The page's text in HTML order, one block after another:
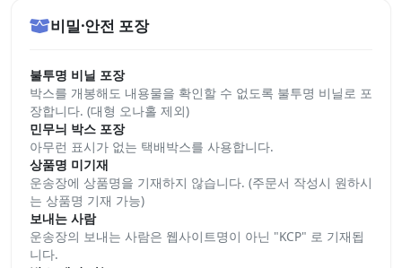
비밀·안전 포장
불투명 비닐 포장
박스를 개봉해도 내용물을 확인할 수 없도록 불투명 비닐로 포
장합니다. (대형 오나홀 제외)
민무늬 박스 포장
아무런 표시가 없는 택배박스를 사용합니다.
상품명 미기재
운송장에 상품명을 기재하지 않습니다. (주문서 작성시 원하시
는 상품명 기재 가능)
보내는 사람
운송장의 보내는 사람은 웹사이트명이 아닌 "KCP" 로 기재됩
니다.